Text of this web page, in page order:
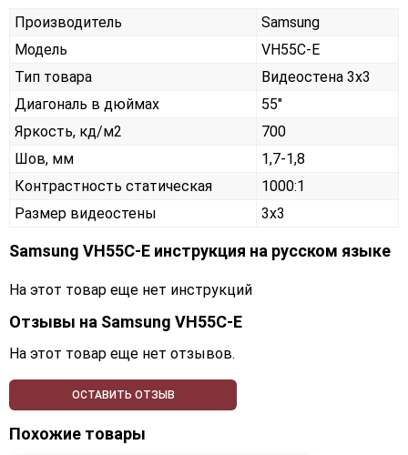
Производитель
Samsung
Модель
VH55C-E
Тип товара
Видеостена 3х3
Диагональ в дюймах
55"
Яркость, кд/м2
700
Шов, мм
1,7-1,8
Контрастность статическая
1000:1
Размер видеостены
3x3
Samsung VH55C-E инструкция на русском языке
На этот товар еще нет инструкций
Отзывы на Samsung VH55C-E
На этот товар еще нет отзывов.
ОСТАВИТЬ ОТЗЫВ
Похожие товары